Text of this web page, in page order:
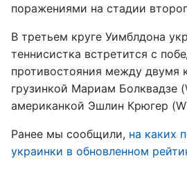
поражениями на стадии
В третьем круге Уимблдона
теннисистка встретится с
противостояния между двумя
грузинкой Мариам Болквадзе
американкой Эшлин Крюгер
Ранее мы сообщили, на каких
украинки в обновленном